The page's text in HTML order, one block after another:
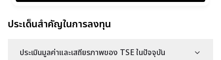
ประเด็นสำคัญในการลงทุน
ประเมินมูลค่าและเสถียรภาพของ TSE ในปัจจุบัน